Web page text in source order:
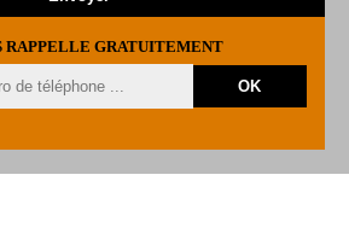
RAPPELLE GRATUITEMENT